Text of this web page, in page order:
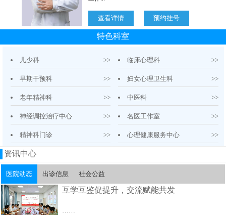
特色科室
儿少科 >> 临床心理科 >>
早期干预科 >> 妇女心理卫生科 >>
老年精神科 >> 中医科 >>
神经调控治疗中心 >> 名医工作室 >>
精神科门诊 >> 心理健康服务中心 >>
资讯中心
医院动态 出诊信息 社会公益
互学互鉴促提升，交流赋能共发
……